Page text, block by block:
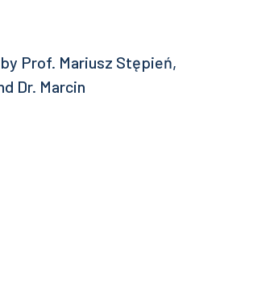
Prof. Mariusz Stępień,
Dr. Marcin